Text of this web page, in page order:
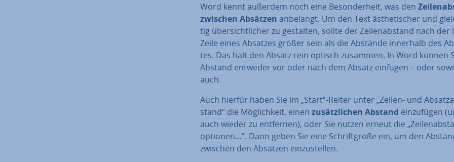
Word kennt außerdem noch eine Be­son­der­heit, was den
zwischen Absätzen anbelangt. Um den Text äs­the­ti­scher und
tig über­sicht­li­cher zu gestalten, sollte der Zei­len­ab­stand nach der
Zeile eines Absatzes größer sein als die Abstände innerhalb des
tes. Das hält den Absatz rein optisch zusammen. In Word können
Abstand entweder vor oder nach dem Absatz einfügen – oder
auch.
Auch hierfür haben Sie im „Start“-Reiter unter „Zeilen- und
stand“ die Mög­lich­keit, einen zu­sätz­li­chen Abstand ein­zu­fü­gen
auch wieder zu entfernen), oder Sie nutzen erneut die
op­tio­nen…“. Dann geben Sie eine Schrift­grö­ße ein, um den
zwischen den Absätzen ein­zu­stel­len.